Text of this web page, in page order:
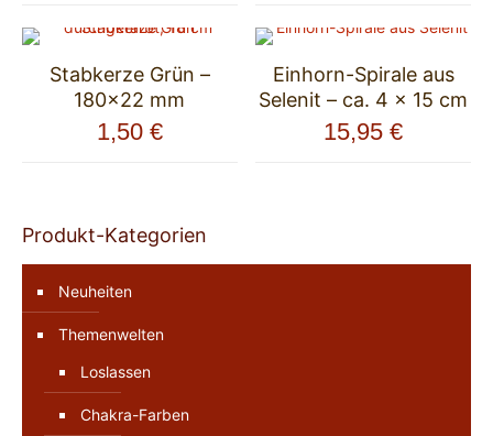
Stabkerze Grün –
180×22 mm
1,50 €
Einhorn-Spirale aus
Selenit – ca. 4 x 15 cm
15,95€
Produkt-Kategorien
Neuheiten
Themenwelten
Loslassen
Chakra-Farben